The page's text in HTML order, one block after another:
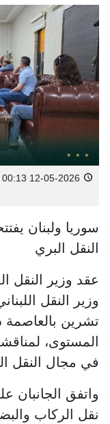
سوريا ولبنان
النقل البري
عقد وزير النقل
وزير النقل
تشرين بالعاصمة
المستوى،
في مجال النقل
واتفق الجانبان
نقل الركاب